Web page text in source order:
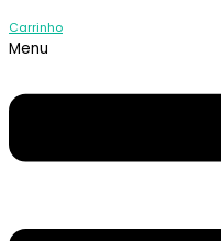
Carrinho
Menu